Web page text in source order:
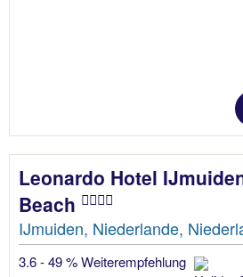
Leonardo Hotel
Beach
IJmuiden, Niederlande,
3.6 - 49 % Weiterempfehlung